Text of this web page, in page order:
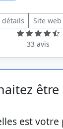
détails Site
33 avis
être
est votre